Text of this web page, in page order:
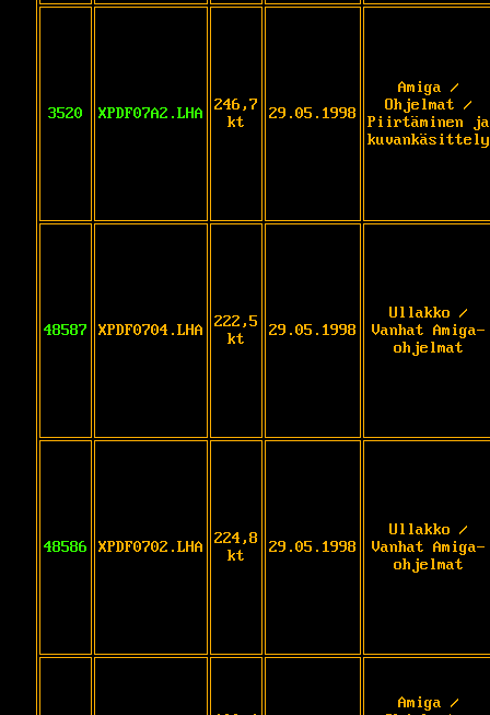
3520 XPDF07A2.LHA
246,7
kt
29.05.1998
Amiga /
Ohjelmat /
Piirtäminen ja
kuvankäsittely
48587 XPDF0704.LHA
222,5
kt
29.05.1998
Ullakko /
Vanhat Amiga-
ohjelmat
48586 XPDF0702.LHA
224,8
kt
29.05.1998
Ullakko /
Vanhat Amiga-
ohjelmat
Amiga /